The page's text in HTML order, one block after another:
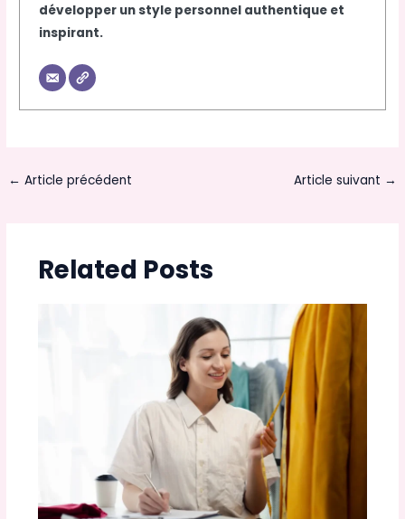
développer un style personnel authentique et
inspirant.
← Article précédent Article suivant →
Related Posts